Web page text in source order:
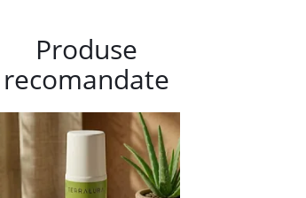
Produse
recomandate